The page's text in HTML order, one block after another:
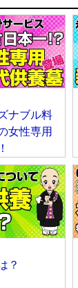
ナブル料
女性専用
？